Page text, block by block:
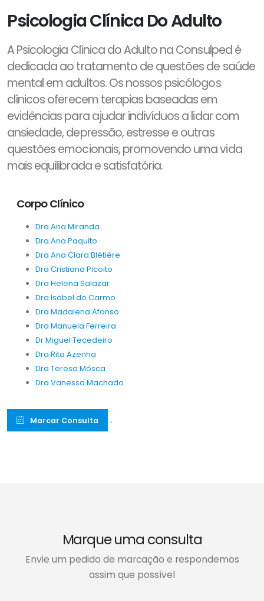
Psicologia Clínica Do Adulto
A Psicologia Clínica do Adulto na Consulped é
dedicada ao tratamento de questões de saúde
mental em adultos. Os nossos psicólogos
clínicos oferecem terapias baseadas em
evidências para ajudar indivíduos a lidar com
ansiedade, depressão, estresse e outras
questões emocionais, promovendo uma vida
mais equilibrada e satisfatória.
Corpo Clínico
Dra Ana Miranda
Dra Ana Paquito
Dra Ana Clara Blétière
Dra Cristiana Picoito
Dra Helena Salazar
Dra Isabel do Carmo
Dra Madalena Afonso
Dra Manuela Ferreira
Dr Miguel Tecedeiro
Dra Rita Azenha
Dra Teresa Mósca
Dra Vanessa Machado
Marcar Consulta ´
Marque uma consulta
Envie um pedido de marcação e respondemos
assim que possível